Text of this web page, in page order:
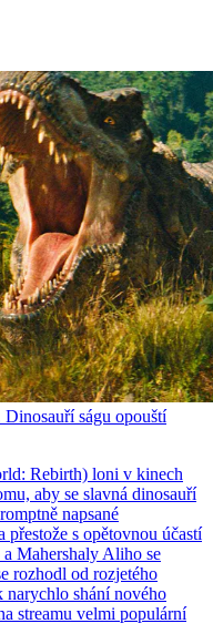
ságu opouští
Rebirth) loni v kinech
aby se slavná dinosauří
napsané
přestože s opětovnou účastí
a Mahershaly Aliho se
rozhodl od rozjetého
shání nového
streamu velmi populární